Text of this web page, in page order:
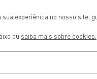
experiência no nosso site,
ou saiba mais sobre cookies.